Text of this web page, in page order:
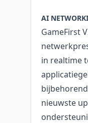
AI
GameFirst
in realtime
nieuwste